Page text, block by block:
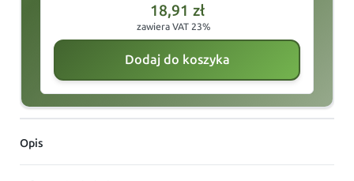
18,91 zł
zawiera VAT 23%
Dodaj do koszyka
Opis